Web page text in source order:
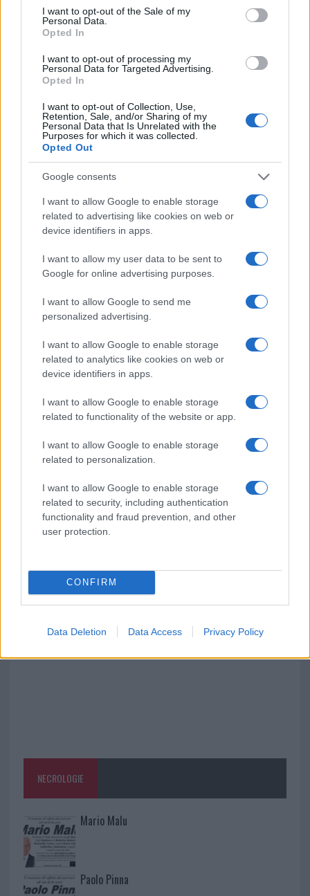
consent section.
I want to opt-out of the Sale of my
Personal Data.
Opted In
I want to opt-out of processing my
Personal Data for Targeted Advertising.
Opted In
I want to opt-out of Collection, Use,
Retention, Sale, and/or Sharing of my
Personal Data that Is Unrelated with the
Purposes for which it was collected.
Opted Out
Google consents
I want to allow Google to enable storage
related to advertising like cookies on web or
device identifiers in apps.
I want to allow my user data to be sent to
Google for online advertising purposes.
I want to allow Google to send me
personalized advertising.
I want to allow Google to enable storage
related to analytics like cookies on web or
device identifiers in apps.
I want to allow Google to enable storage
related to functionality of the website or app.
I want to allow Google to enable storage
related to personalization.
I want to allow Google to enable storage
related to security, including authentication
functionality and fraud prevention, and other
user protection.
CONFIRM
Data Deletion Data Access Privacy Policy
Condividi l'articolo
F
a
ce
b
o
o
k
T
w
it
te
r
Pi
te
re
st
W
at
s
A
p
S
a
re
Articolo precedente
Prossimo articolo
Sangue, musica e solidarietà con Avis Olbia al
Salmo finisce in ospedale a Catania, ma il tour
va avanti: “Sicilia, ci sono”
Jovanotti, Gabry Ponte e Alfa: Olbia ombelico del
mondo per una notte
Giorgia Meloni a La Maddalena, la vicesindaco:
“Orgoglio e discrezione per visita privata̶…
Incendio nella notte a Olbia, a fuoco due furgoni
A fuoco un deposito con bombole, intervento dei
vigili del fuoco a Rudalza
NECROLOGIE
Mario Malu
Paolo Pinna